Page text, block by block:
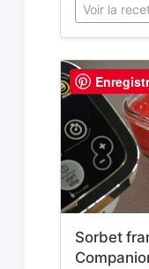
Voir la
Sorbet